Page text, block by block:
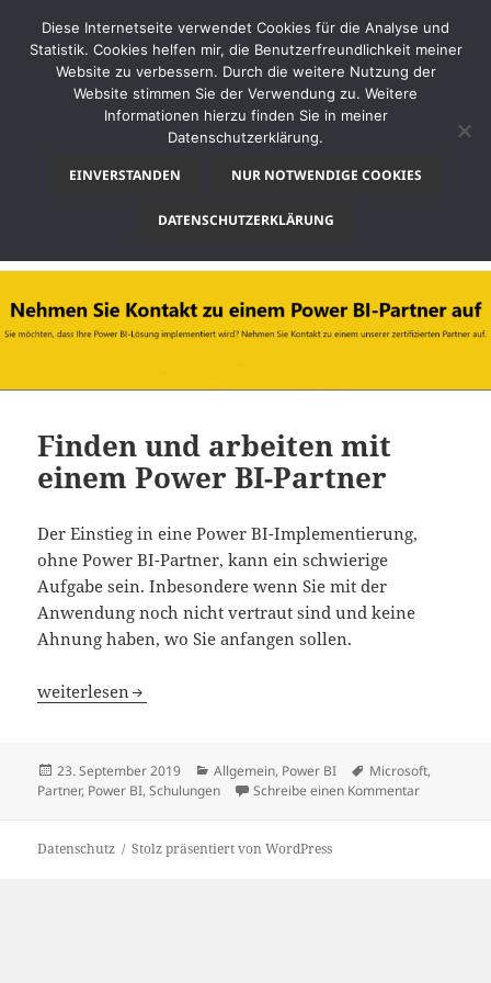
Schlagwort:Partner
Finden und arbeiten mit
einem Power BI-Partner
Der Einstieg in eine Power BI-Implementierung,
ohne Power BI-Partner, kann ein schwierige
Aufgabe sein. Inbesondere wenn Sie mit der
Anwendung noch nicht vertraut sind und keine
Ahnung haben, wo Sie anfangen sollen.
Finden und arbeiten mit einem Power BI-Partner
weiterlesen
Veröffentlicht
am
23. September 2019 Kategorien
Allgemein, Power BI Schlagwörter
Microsoft,
Partner, Power BI,Schulungen Schreibe einen Kommentarzu Finden
Datenschutz Stolz präsentiert von WordPress
Diese Internetseite verwendet Cookies für die Analyse und
Statistik. Cookies helfen mir, die Benutzerfreundlichkeit meiner
Website zu verbessern. Durch die weitere Nutzung der
Website stimmen Sie der Verwendung zu. Weitere
Informationen hierzu finden Sie in meiner
Datenschutzerklärung.
EINVERSTANDEN NUR NOTWENDIGE COOKIES
DATENSCHUTZERKLÄRUNG